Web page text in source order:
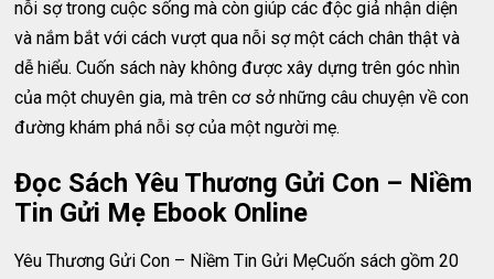
nỗi sợ trong cuộc sống mà còn giúp các độc giả nhận diện
và nắm bắt với cách vượt qua nỗi sợ một cách chân thật và
dễ hiểu. Cuốn sách này không được xây dựng trên góc nhìn
của một chuyên gia, mà trên cơ sở những câu chuyện về con
đường khám phá nỗi sợ của một người mẹ.
Đọc Sách Yêu Thương Gửi Con – Niềm
Tin Gửi Mẹ Ebook Online
Yêu Thương Gửi Con – Niềm Tin Gửi MẹCuốn sách gồm 20